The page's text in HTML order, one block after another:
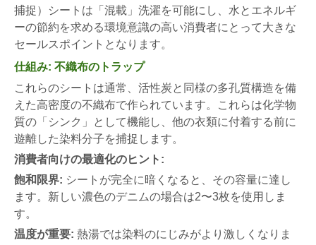
捕捉）シートは「混載」洗濯を可能にし、水とエネルギ
ーの節約を求める環境意識の高い消費者にとって大きな
セールスポイントとなります。
仕組み: 不織布のトラップ
これらのシートは通常、活性炭と同様の多孔質構造を備
えた高密度の不織布で作られています。これらは化学物
質の「シンク」として機能し、他の衣類に付着する前に
遊離した染料分子を捕捉します。
消費者向けの最適化のヒント:
飽和限界: シートが完全に暗くなると、その容量に達し
ます。新しい濃色のデニムの場合は2〜3枚を使用しま
す。
温度が重要: 熱湯では染料のにじみがより激しくなりま